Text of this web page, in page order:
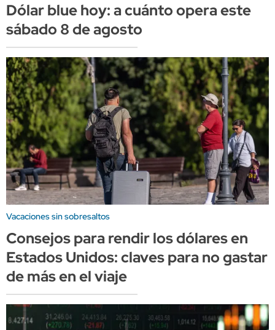
Dólar blue hoy: a cuánto opera este
sábado 8 de agosto
Vacaciones sin sobresaltos
Consejos para rendir los dólares en
Estados Unidos: claves para no gastar
de más en el viaje